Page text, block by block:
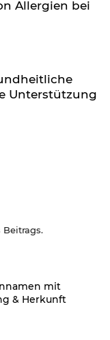
Allergien bei
Unterstützung
Beitrags.
mit
& Herkunft